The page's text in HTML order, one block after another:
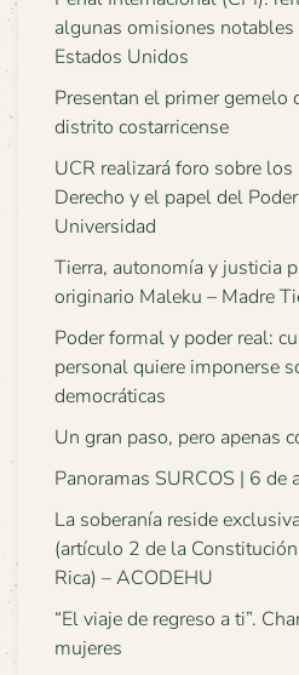
algunas omisiones
Estados Unidos
Presentan el primer gemelo
distrito costarricense
UCR realizará foro sobre
Derecho y el papel del
Universidad
Tierra, autonomía y justicia
originario Maleku – Madre
Poder formal y poder real:
personal quiere imponerse
democráticas
Un gran paso, pero apenas
Panoramas SURCOS | 6 de
La soberanía reside
(artículo 2 de la
Rica) – ACODEHU
“El viaje de regreso a ti”.
mujeres